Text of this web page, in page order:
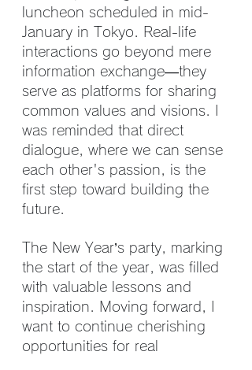
luncheon scheduled in mid-
January in Tokyo. Real-life
interactions go beyond mere
information exchange—they
serve as platforms for sharing
common values and visions. I
was reminded that direct
dialogue, where we can sense
each other's passion, is the
first step toward building the
future.
The New Year’s party, marking
the start of the year, was filled
with valuable lessons and
inspiration. Moving forward, I
want to continue cherishing
opportunities for real